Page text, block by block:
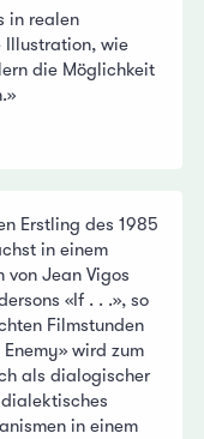
in realen
Illustration, wie
die Möglichkeit
Erstling des 1985
in einem
von Jean Vigos
«If . . .», so
Filmstunden
wird zum
als dialogischer
in einem